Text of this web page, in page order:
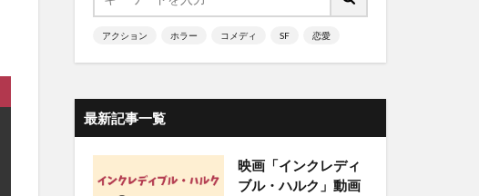
アクション ホラー コメディ SF 恋愛
最新記事一覧
映画「インクレディ
ブル・ハルク」動画